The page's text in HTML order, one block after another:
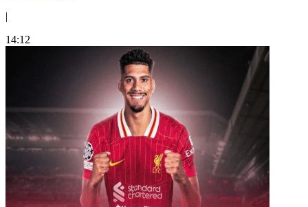
|
14:12